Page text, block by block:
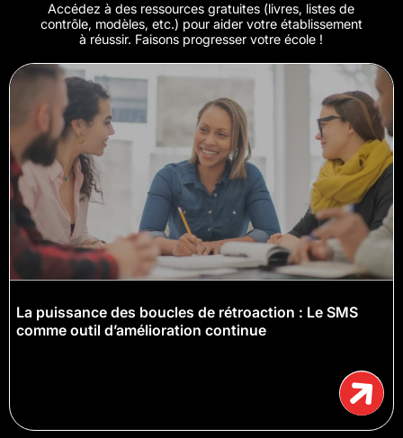
Accédez à des ressources gratuites (livres, listes de
contrôle, modèles, etc.) pour aider votre établissement
à réussir. Faisons progresser votre école !
La puissance des boucles de rétroaction : Le SMS
comme outil d’amélioration continue